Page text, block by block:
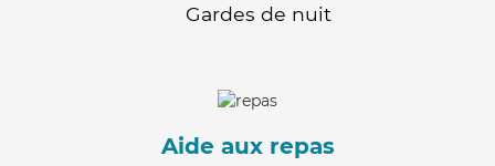
Gardes de nuit
Aide aux repas